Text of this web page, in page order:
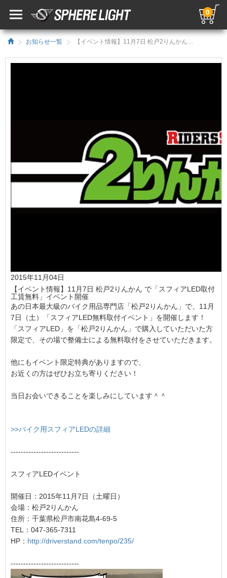
0
お知らせ一覧 【イベント情報】11月7日 松戸2りんかん で「スフィアLED取付工賃無料」イベント開催／HIDキット｜LEDヘッドライト販売のスフィアライト
2015年11月04日
【イベント情報】11月7日 松戸2りんかん で「スフィアLED取付
工賃無料」イベント開催
あの日本最大級のバイク用品専門店「松戸2りんかん」で、11月
7日（土）「スフィアLED無料取付イベント」を開催します！
「スフィアLED」を「松戸2りんかん」で購入していただいた方
限定で、その場で整備士による無料取付をさせていただきます。
他にもイベント限定特典がありますので、
お近くの方はぜひお立ち寄りください！
当日お会いできることを楽しみにしています＾＾
>>バイク用スフィアLEDの詳細
---------------------------
スフィアLEDイベント
開催日：2015年11月7日（土曜日）
会場：松戸2りんかん
住所：千葉県松戸市南花島4-69-5
TEL：047-365-7311
HP： http://driverstand.com/tenpo/235/
---------------------------